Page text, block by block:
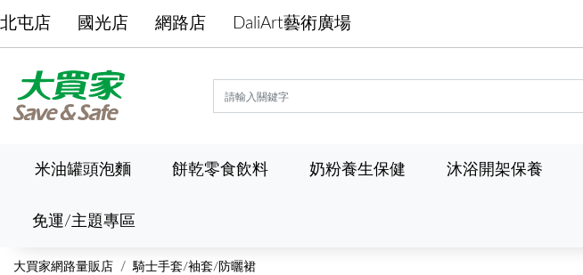
北屯店 國光店 網路店 DaliArt藝術廣場
米油罐頭泡麵 餅乾零食飲料 奶粉養生保健 沐浴開架保養
免運/主題專區
大買家網路量販店 騎士手套/袖套/防曬裙